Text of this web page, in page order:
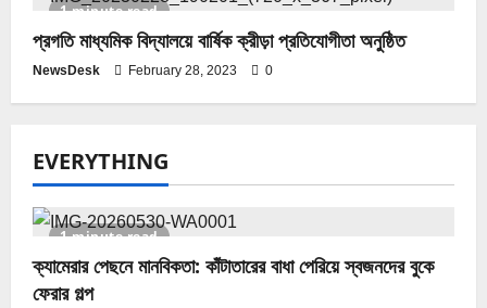
1 minute read
প্রগতি মাধ্যমিক বিদ্যালয়ে বার্ষিক ক্রীড়া প্রতিযোগীতা অনুষ্ঠিত
NewsDesk February 28, 2023 0
EVERYTHING
1 minute read
ক্যামেরার পেছনে মানবিকতা: কাঁটাতারের বাধা পেরিয়ে স্বজনদের বুকে
ফেরার গল্প